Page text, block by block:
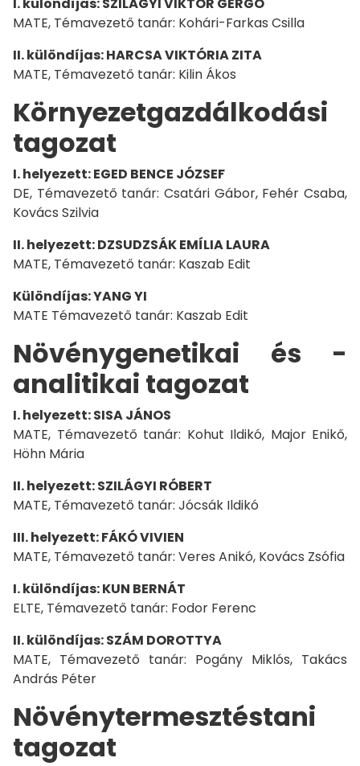
MATE, Témavezető tanár: Kohári-Farkas Csilla
II. különdíjas: HARCSA VIKTÓRIA ZITA
MATE, Témavezető tanár: Kilin Ákos
Környezetgazdálkodási
tagozat
I. helyezett: EGED BENCE JÓZSEF
DE, Témavezető tanár: Csatári Gábor, Fehér Csaba,
Kovács Szilvia
II. helyezett: DZSUDZSÁK EMÍLIA LAURA
MATE, Témavezető tanár: Kaszab Edit
Különdíjas: YANG YI
MATE Témavezető tanár: Kaszab Edit
Növénygenetikai és -
analitikai tagozat
I. helyezett: SISA JÁNOS
MATE, Témavezető tanár: Kohut Ildikó, Major Enikő,
Höhn Mária
II. helyezett: SZILÁGYI RÓBERT
MATE, Témavezető tanár: Jócsák Ildikó
III. helyezett: FÁKÓ VIVIEN
MATE, Témavezető tanár: Veres Anikó, Kovács Zsófia
I. különdíjas: KUN BERNÁT
ELTE, Témavezető tanár: Fodor Ferenc
II. különdíjas: SZÁM DOROTTYA
MATE, Témavezető tanár: Pogány Miklós, Takács
András Péter
Növénytermesztéstani
tagozat